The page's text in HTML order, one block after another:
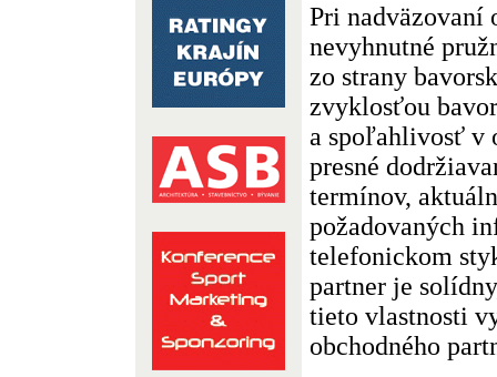
Pri nadväzovaní
nevyhnutné
zo strany
zvyklosťou
a spoľahlivosť v
presné
termínov,
požadovaných
telefonickom
partner je
tieto vlastnosti
obchodného